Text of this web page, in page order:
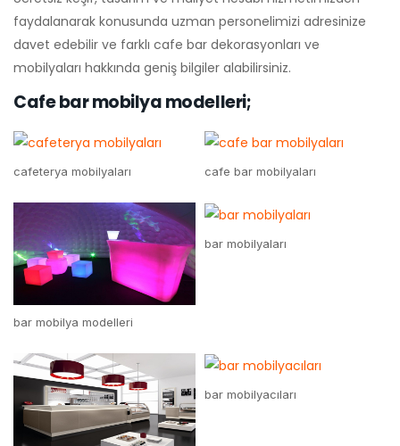
faydalanarak konusunda uzman personelimizi adresinize
davet edebilir ve farklı cafe bar dekorasyonları ve
mobilyaları hakkında geniş bilgiler alabilirsiniz.
Cafe bar mobilya modelleri;
cafeterya mobilyaları cafe bar mobilyaları
bar mobilya modelleri
bar mobilyaları
bar mobilyacıları